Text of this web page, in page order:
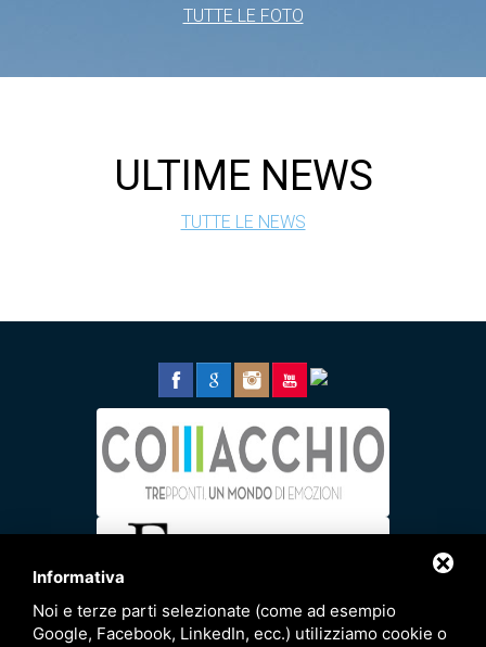
TUTTE LE FOTO
ULTIME NEWS
TUTTE LE NEWS
Informativa
Noi e terze parti selezionate (come ad esempio
Google, Facebook, LinkedIn, ecc.) utilizziamo cookie o